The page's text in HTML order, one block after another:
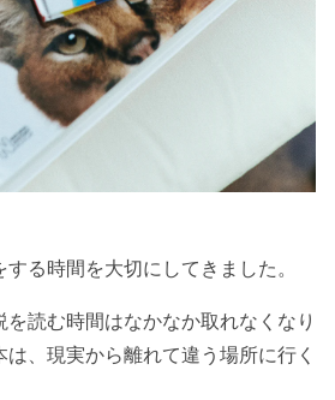
する時間を大切にしてきました。
読む時間はなかなか取れなくなり
、現実から離れて違う場所に行く